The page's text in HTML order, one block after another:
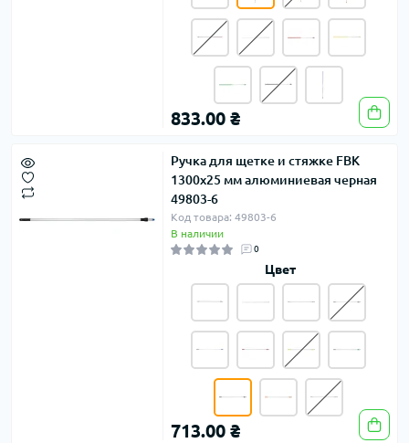
833.00 ₴
Ручка для щетке и стяжке FBK
1300х25 мм алюминиевая черная
49803-6
Код товара: 49803-6
В наличии
0
Цвет
713.00 ₴